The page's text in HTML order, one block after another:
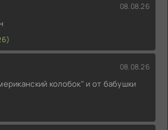
08.08.26
08.08.26
колобок" и от бабушки